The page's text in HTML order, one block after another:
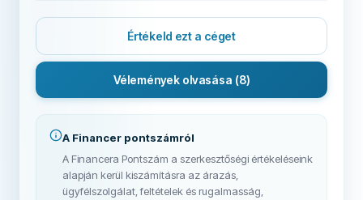
Értékeld ezt a céget
Vélemények olvasása (8)
A Financer pontszámról
A Financera Pontszám a szerkesztőségi értékeléseink
alapján kerül kiszámításra az árazás,
ügyfélszolgálat, feltételek és rugalmasság,